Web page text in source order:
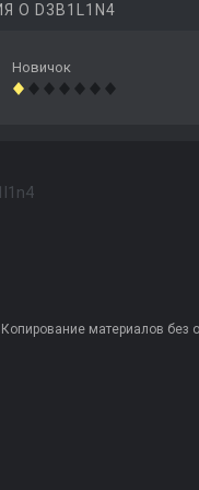
О D3B1L1N4
Новичок
Копирование материалов без